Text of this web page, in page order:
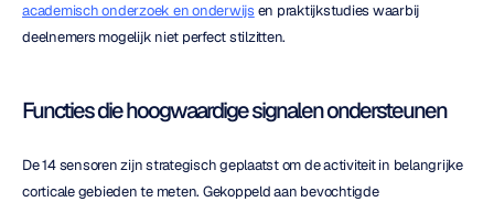
academisch onderzoek en onderwijs en praktijkstudies waarbij
deelnemers mogelijk niet perfect stilzitten.
Functies die hoogwaardige signalen ondersteunen
De 14 sensoren zijn strategisch geplaatst om de activiteit in belangrijke
corticale gebieden te meten. Gekoppeld aan bevochtigde